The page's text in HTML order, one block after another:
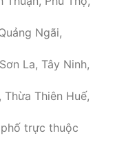
Ngãi,
La, Tây Ninh,
Thừa Thiên Huế,
trực thuộc